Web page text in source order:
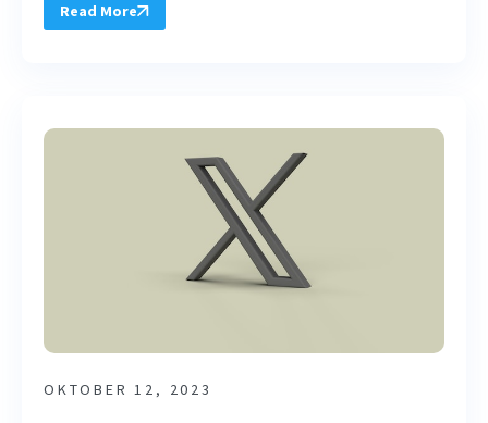
Read More
OKTOBER 12, 2023